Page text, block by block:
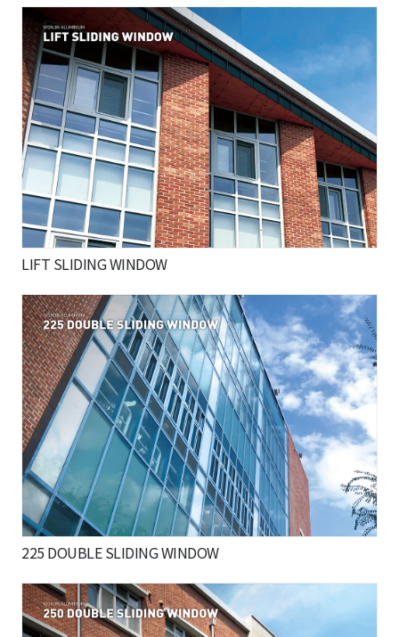
LIFT SLIDING WINDOW
225 DOUBLE SLIDING WINDOW